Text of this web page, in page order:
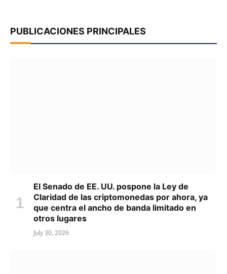
PUBLICACIONES PRINCIPALES
El Senado de EE. UU. pospone la Ley de
Claridad de las criptomonedas por ahora, ya
que centra el ancho de banda limitado en
otros lugares
July 30, 2026